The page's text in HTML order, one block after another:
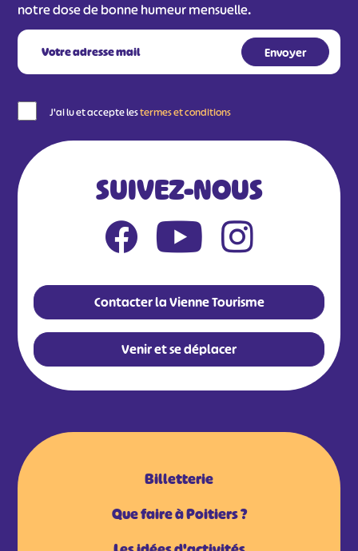
notre dose de bonne humeur mensuelle.
J'ai lu et accepte lestermes et conditions
SUIVEZ-NOUS
Contacter la Vienne Tourisme
Venir et se déplacer
Billetterie
Que faire à Poitiers ?